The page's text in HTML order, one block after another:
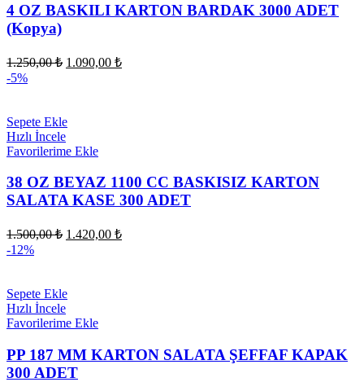
4 OZ BASKILI KARTON BARDAK 3000 ADET
(Kopya)
1.250,00₺ Orijinal
1.090,00 ₺Şu
-5%
Sepete Ekle
Hızlı İncele
Favorilerime Ekle
38 OZ BEYAZ 1100 CC BASKISIZ KARTON
SALATA KASE 300 ADET
1.500,00₺ Orijinal
1.420,00 ₺Şu
-12%
Sepete Ekle
Hızlı İncele
Favorilerime Ekle
PP 187 MM KARTON SALATA ŞEFFAF KAPAK
300 ADET